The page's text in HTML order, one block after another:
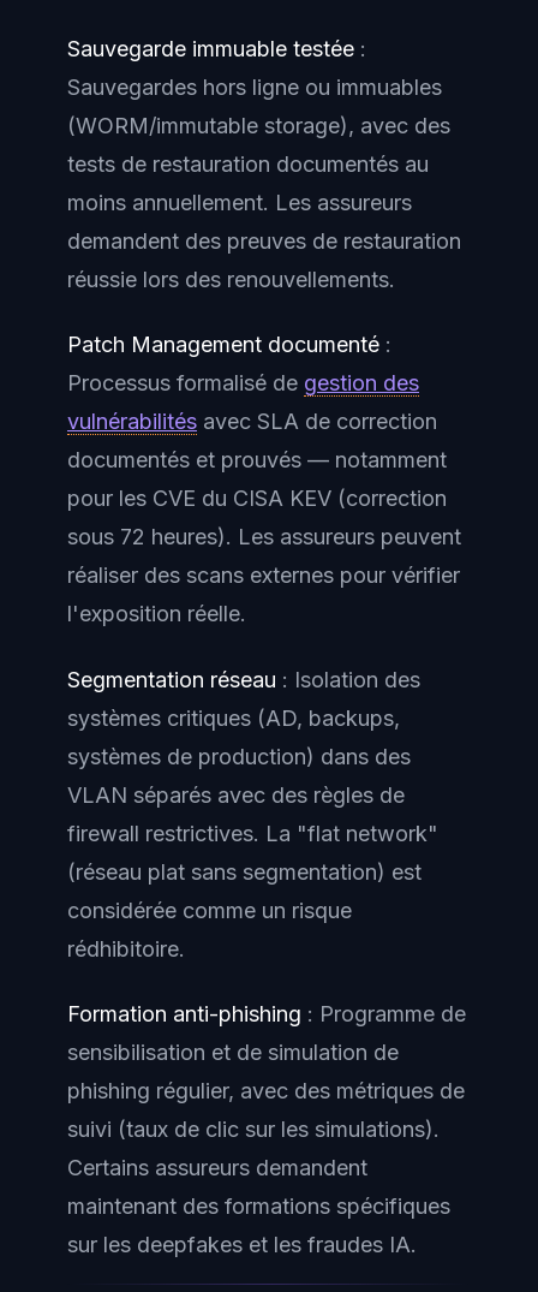
Sauvegarde immuable testée :
Sauvegardes hors ligne ou immuables
(WORM/immutable storage), avec des
tests de restauration documentés au
moins annuellement. Les assureurs
demandent des preuves de restauration
réussie lors des renouvellements.
Patch Management documenté :
Processus formalisé de gestion des
vulnérabilités avec SLA de correction
documentés et prouvés — notamment
pour les CVE du CISA KEV (correction
sous 72 heures). Les assureurs peuvent
réaliser des scans externes pour vérifier
l'exposition réelle.
Segmentation réseau : Isolation des
systèmes critiques (AD, backups,
systèmes de production) dans des
VLAN séparés avec des règles de
firewall restrictives. La "flat network"
(réseau plat sans segmentation) est
considérée comme un risque
rédhibitoire.
Formation anti-phishing : Programme de
sensibilisation et de simulation de
phishing régulier, avec des métriques de
suivi (taux de clic sur les simulations).
Certains assureurs demandent
maintenant des formations spécifiques
sur les deepfakes et les fraudes IA.